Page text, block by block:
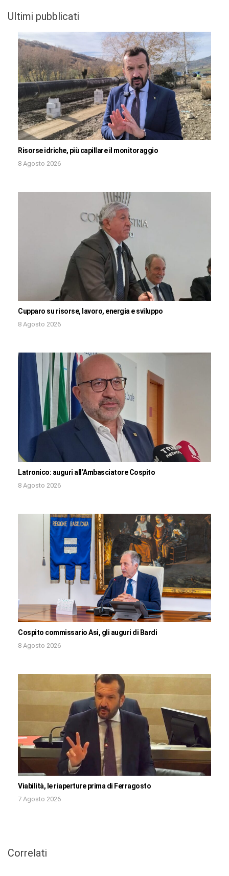
Ultimi pubblicati
Risorse idriche, più capillare il monitoraggio
8 Agosto 2026
Cupparo su risorse, lavoro, energia e sviluppo
8 Agosto 2026
Latronico: auguri all’Ambasciatore Cospito
8 Agosto 2026
Cospito commissario Asi, gli auguri di Bardi
8 Agosto 2026
Viabilità, le riaperture prima di Ferragosto
7 Agosto 2026
Correlati